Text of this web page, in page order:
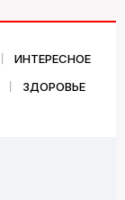
ИНТЕРЕСНОЕ
ЗДОРОВЬЕ